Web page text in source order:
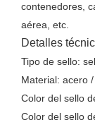
contenedores,
aérea, etc.
Detalles
Tipo de sello:
Material: acero
Color del sello
Color del sello